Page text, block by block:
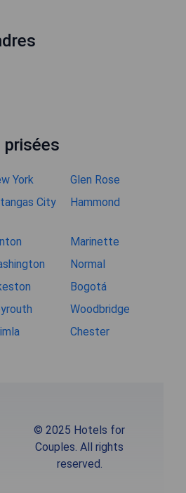
York
Glen Rose
City Hammond
Marinette
Normal
Bogotá
Woodbridge
Chester
© 2025 Hotels for
Couples. All rights
reserved.